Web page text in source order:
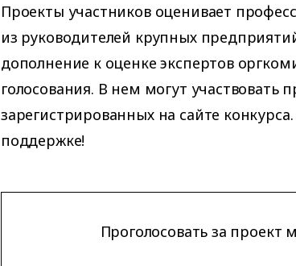
Проекты участников оценивает
из руководителей крупных
дополнение к оценке экспертов
голосования. В нем могут участвовать
зарегистрированных на сайте
поддержке!
Проголосовать за проект